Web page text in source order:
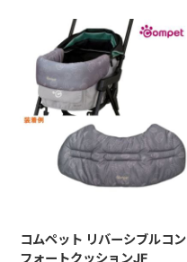
コムペット リバーシブルコン
フォートクッションJF